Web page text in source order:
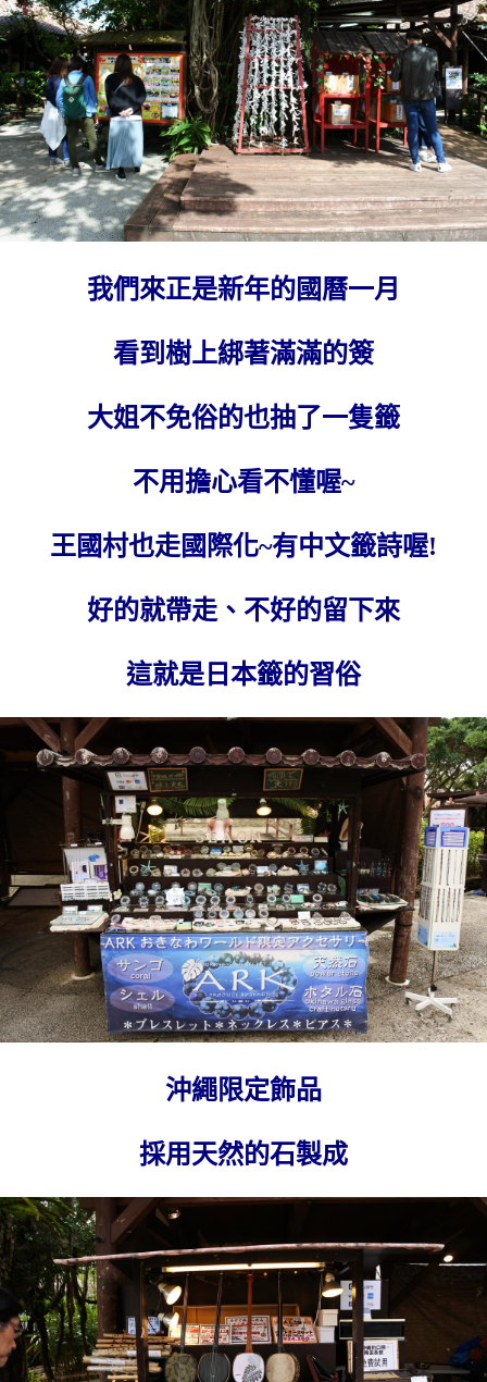
我們來正是新年的國曆一月
看到樹上綁著滿滿的簽
大姐不免俗的也抽了一隻籤
不用擔心看不懂喔~
王國村也走國際化~有中文籤詩喔!
好的就帶走、不好的留下來
這就是日本籤的習俗
沖繩限定飾品
採用天然的石製成